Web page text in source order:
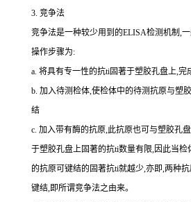
3. 竞争法
竞争法是一种较少用到的ELISA检测机制,
操作步骤为:
a. 将具有专一性的抗ti固著于塑胶孔盘上,完
b. 加入待测检体,使检体中的待测抗原与塑
结
c. 加入带有酶的抗原,此抗原也可与塑胶孔
于塑胶孔盘上固著的抗ti数量有限,因此当检
的抗原可键结的固著抗ti就越少,亦即,两种
键结,即所谓竞争法之由来。